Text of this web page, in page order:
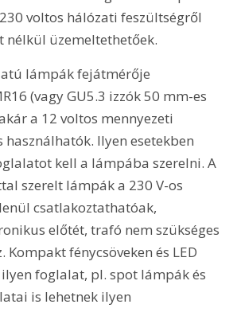
voltos hálózati feszültségről
nélkül üzemeltethetőek.
lámpák fejátmérője
(vagy GU5.3 izzók 50 mm-es
a 12 voltos mennyezeti
Ilyen esetekben
kell a lámpába szerelni. A
szerelt lámpák a 230 V-os
csatlakoztathatóak,
előtét, trafó nem szükséges
Kompakt fénycsöveken és LED
foglalat, pl. spot lámpák és
is lehetnek ilyen